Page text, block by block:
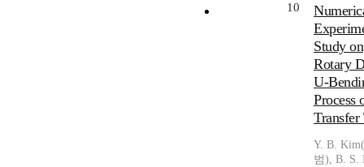
10
Study on
Rotary
U-
Process
Transfer
Y. B.
범), B. S.